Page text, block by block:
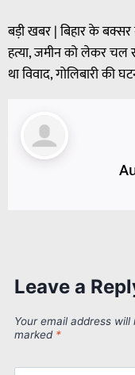
बड़ी खबर | बिहार के बक्सर
हत्या, जमीन को लेकर चल
था विवाद, गोलिबारी की
Leave a
Your email address will
marked *